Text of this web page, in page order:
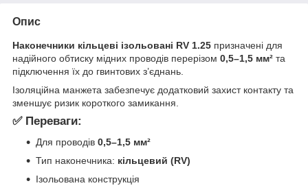
Опис
Наконечники кільцеві ізольовані RV 1.25 призначені для
надійного обтиску мідних проводів перерізом 0,5–1,5 мм² та
підключення їх до гвинтових з’єднань.
Ізоляційна манжета забезпечує додатковий захист контакту та
зменшує ризик короткого замикання.
✅ Переваги:
Для проводів 0,5–1,5 мм²
Тип наконечника: кільцевий (RV)
Ізольована конструкція